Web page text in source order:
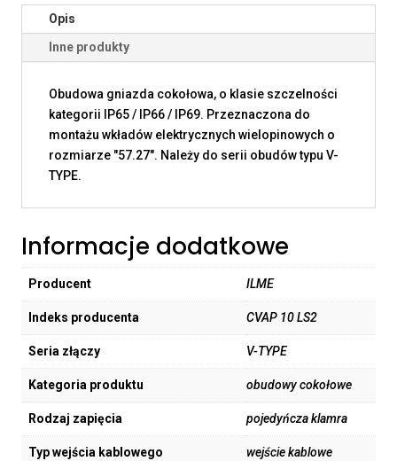
Opis
Inne produkty
Obudowa gniazda cokołowa, o klasie szczelności
kategorii IP65 / IP66 / IP69. Przeznaczona do
montażu wkładów elektrycznych wielopinowych o
rozmiarze "57.27". Należy do serii obudów typu V-
TYPE.
Informacje dodatkowe
Producent ILME
Indeks producenta CVAP 10 LS2
Seria złączy V-TYPE
Kategoria produktu obudowy cokołowe
Rodzaj zapięcia pojedyńcza klamra
Typ wejścia kablowego wejście kablowe